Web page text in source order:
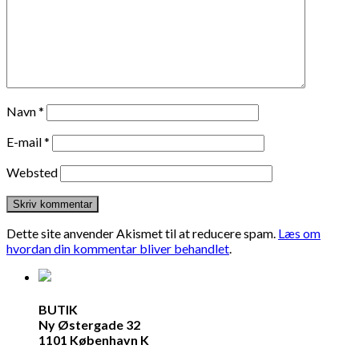
Navn*
E-mail*
Websted
Dette site anvender Akismet til at reducere spam. Læs om
hvordan din kommentar bliver behandlet.
BUTIK
Ny Østergade 32
1101 København K